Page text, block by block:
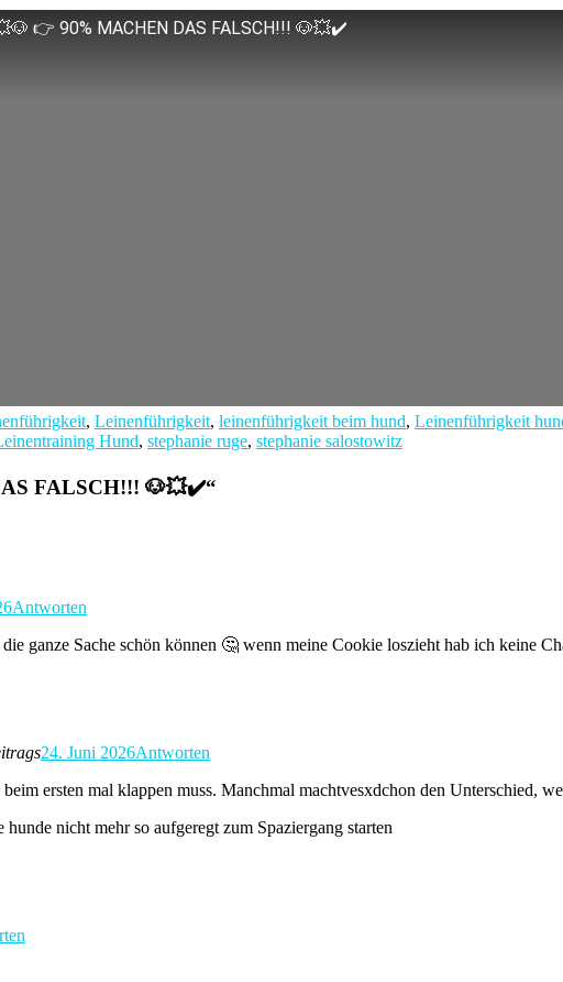
👉 90% MACHEN DAS FALSCH!!! 🐶💥✔️
, Leinenführigkeit, leinenführigkeit beim hund, Leinenführigkeit
Hund, stephanie ruge, stephanie salostowitz
FALSCH!!! 🐶💥✔️“
Antworten
ganze Sache schön können 🤔 wenn meine Cookie loszieht hab ich keine
24. Juni 2026Antworten
ersten mal klappen muss. Manchmal machtvesxdchon den Unterschied,
nicht mehr so aufgeregt zum Spaziergang starten